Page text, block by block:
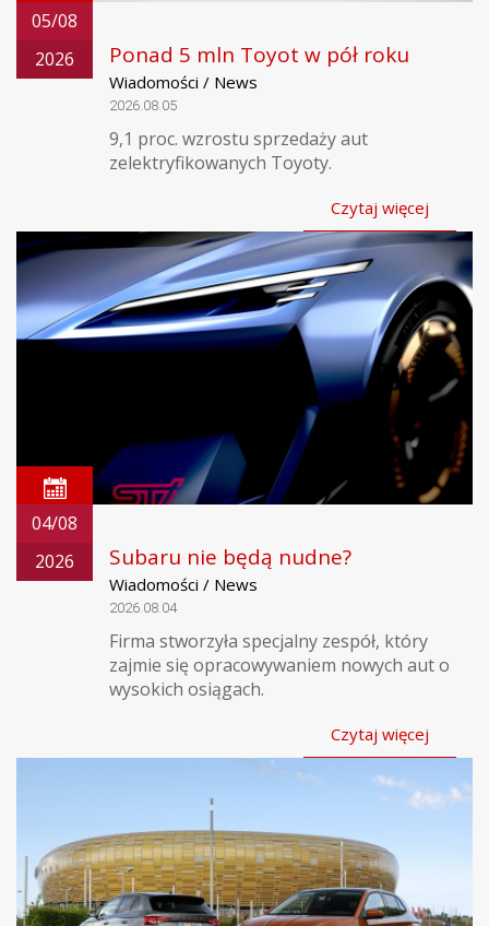
05/08
2026
Ponad 5 mln Toyot w pół roku
Wiadomości / News
2026.08.05
9,1 proc. wzrostu sprzedaży aut
zelektryfikowanych Toyoty.
Czytaj więcej
04/08
2026
Subaru nie będą nudne?
Wiadomości / News
2026.08.04
Firma stworzyła specjalny zespół, który
zajmie się opracowywaniem nowych aut o
wysokich osiągach.
Czytaj więcej